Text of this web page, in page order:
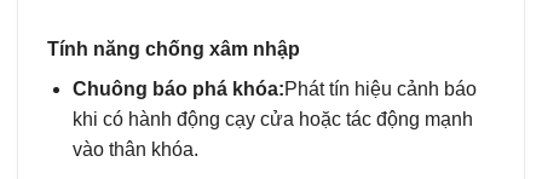
Tính năng chống xâm nhập
Chuông báo phá khóa:Phát tín hiệu cảnh báo
khi có hành động cạy cửa hoặc tác động mạnh
vào thân khóa.